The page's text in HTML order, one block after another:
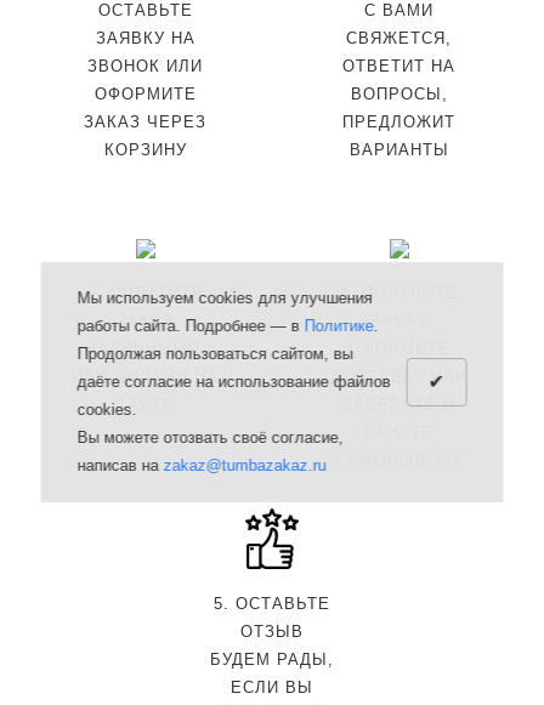
ОСТАВЬТЕ
ЗАЯВКУ НА
ЗВОНОК ИЛИ
ОФОРМИТЕ
ЗАКАЗ ЧЕРЕЗ
КОРЗИНУ
С ВАМИ
СВЯЖЕТСЯ,
ОТВЕТИТ НА
ВОПРОСЫ,
ПРЕДЛОЖИТ
ВАРИАНТЫ
3. ОПЛАТИТЕ
ЗАКАЗ
НАЛИЧНЫМИ,
ИЛИ ОНЛАЙН НА
САЙТЕ
4. ПОЛУЧИТЕ
ЗАКАЗ
ОФОРМИТЕ
ДОСТАВКУ ИЛИ
ЗАБЕРИТЕ В
5. ОСТАВЬТЕ
ОТЗЫВ
БУДЕМ РАДЫ,
ЕСЛИ ВЫ
Мы используем cookies для улучшения
работы сайта. Подробнее — в Политике.
Продолжая пользоваться сайтом, вы
даёте согласие на использование файлов
cookies.
Вы можете отозвать своё согласие,
написав наzakaz@tumbazakaz.ru
✔